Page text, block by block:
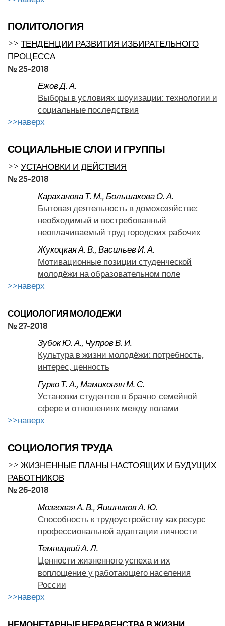
ПОЛИТОЛОГИЯ
>> ТЕНДЕНЦИИ РАЗВИТИЯ ИЗБИРАТЕЛЬНОГО
ПРОЦЕССА
№ 25-2018
Ежов Д. А.
Выборы в условиях шоуизации: технологии и
социальные последствия
>>наверх
СОЦИАЛЬНЫЕ СЛОИ И ГРУППЫ
>> УСТАНОВКИ И ДЕЙСТВИЯ
№ 25-2018
Караханова Т. М.,Большакова О. А.
Бытовая деятельность в домохозяйстве:
необходимый и востребованный
неоплачиваемый труд городских рабочих
Жукоцкая А. В.,Васильев И. А.
Мотивационные позиции студенческой
молодёжи на образовательном поле
>>наверх
СОЦИОЛОГИЯ МОЛОДЕЖИ
№ 27-2018
Зубок Ю. А., Чупров В. И.
Культура в жизни молодёжи: потребность,
интерес, ценность
Гурко Т. А.,Мамиконян М. С.
Установки студентов в брачно-семейной
сфере и отношениях между полами
>>наверх
СОЦИОЛОГИЯ ТРУДА
>> ЖИЗНЕННЫЕ ПЛАНЫ НАСТОЯЩИХ И БУДУЩИХ
РАБОТНИКОВ
№ 26-2018
Мозговая А. В.,Яишников А. Ю.
Способность к трудоустройству как ресурс
профессиональной адаптации личности
Темницкий А. Л.
Ценности жизненного успеха и их
воплощение у работающего населения
России
>>наверх